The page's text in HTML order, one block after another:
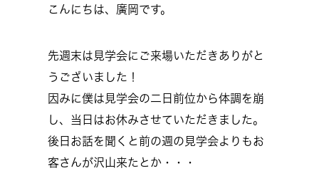
こんにちは、廣岡です。
先週末は見学会にご来場いただきありがと
うございました！
因みに僕は見学会の二日前位から体調を崩
し、当日はお休みさせていただきました。
後日お話を聞くと前の週の見学会よりもお
客さんが沢山来たとか・・・